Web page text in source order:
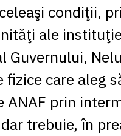
condiţii,
ale
Guvernului,
fizice care aleg
prin
trebuie, în